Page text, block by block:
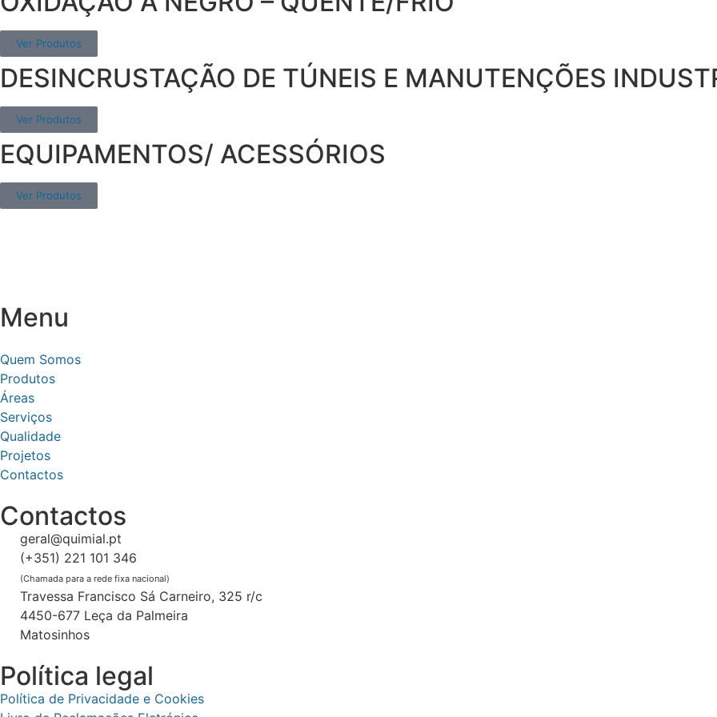
Ver Produtos
DESINCRUSTAÇÃO DE TÚNEIS E MANUTENÇÕES
Ver Produtos
EQUIPAMENTOS/ ACESSÓRIOS
Ver Produtos
Menu
Quem Somos
Produtos
Áreas
Serviços
Qualidade
Projetos
Contactos
Contactos
geral@quimial.pt
(+351) 221 101 346
(Chamada para a rede fixa nacional)
Travessa Francisco Sá Carneiro, 325 r/c
4450-677 Leça da Palmeira
Matosinhos
Política legal
Política de Privacidade e Cookies